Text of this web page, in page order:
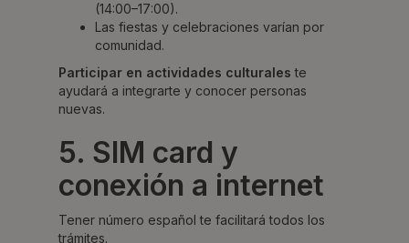
(14:00–17:00).
Las fiestas y celebraciones varían por
comunidad.
Participar en actividades culturales te
ayudará a integrarte y conocer personas
nuevas.
5. SIM card y
conexión a internet
Tener número español te facilitará todos los
trámites.